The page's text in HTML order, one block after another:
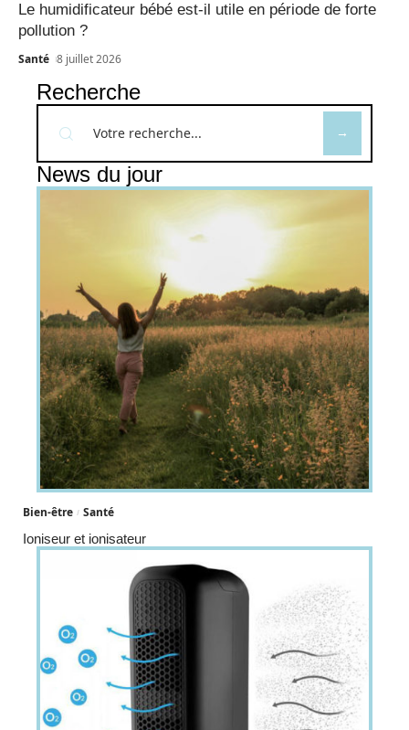
Le humidificateur bébé est-il utile en période de forte
pollution ?
Santé 8 juillet 2026
Recherche
News du jour
Bien-être
Santé
Ioniseur et ionisateur